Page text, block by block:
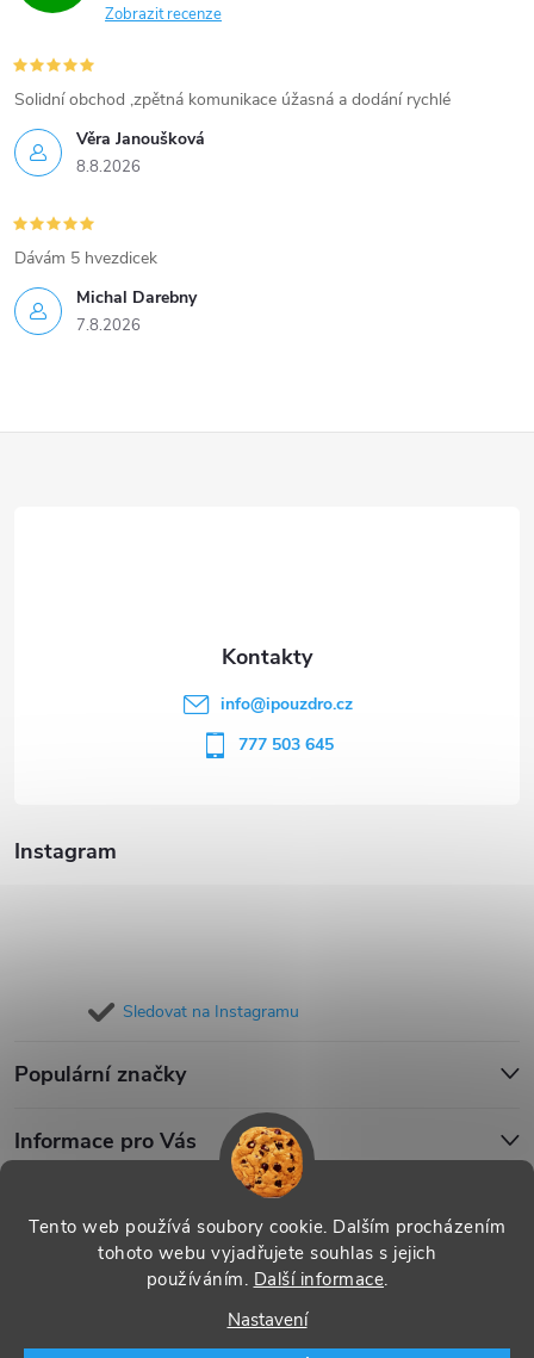
Tento web používá soubory cookie. Dalším procházením
tohoto webu vyjadřujete souhlas s jejich
používáním. Další informace.
Nastavení
Zobrazit recenze
Věra Janoušková
8.8.2026
Solidní obchod ,zpětná komunikace úžasná a dodání rychlé
Michal Darebny
7.8.2026
Dávám 5 hvezdicek
Instagram
Sledovat na Instagramu
Populární značky
Informace pro Vás
info@ipouzdro.cz
777 503 645
Copyright 2026 . Všechna práva vyhrazena.
nastavení cookies